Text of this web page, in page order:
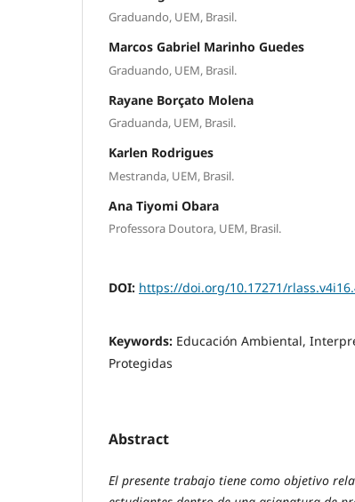
Graduando, UEM, Brasil.
Marcos Gabriel Marinho Guedes
Graduando, UEM, Brasil.
Rayane Borçato Molena
Graduanda, UEM, Brasil.
Karlen Rodrigues
Mestranda, UEM, Brasil.
Ana Tiyomi Obara
Professora Doutora, UEM, Brasil.
DOI: https://doi.org/10.17271/
Keywords: Educación Ambiental,
Protegidas
Abstract
El presente trabajo tiene como objetivo